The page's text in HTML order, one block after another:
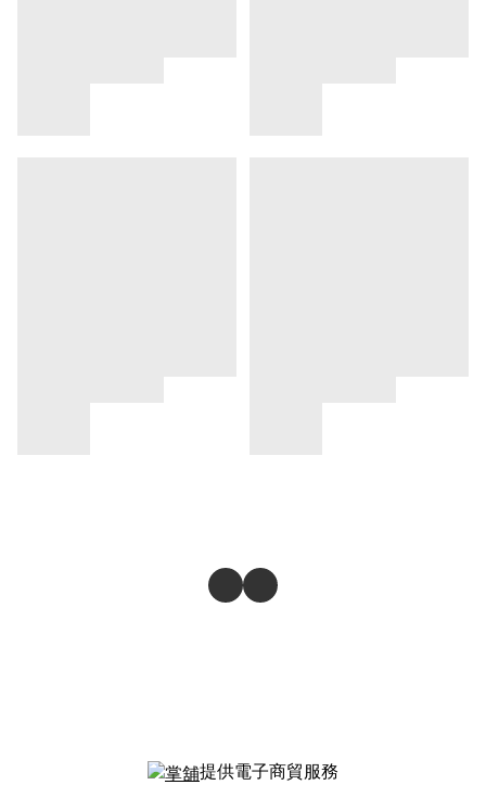
提供電子商貿服務